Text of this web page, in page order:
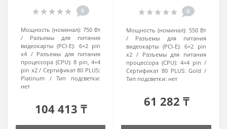
0
Мощность (номинал): 750 Вт
Разъемы для питания
видеокарты (PCI-E): 6+2 pin
x4
Разъемы для питания
процессора (CPU): 8 pin, 4+4
pin x2
Сертификат 80 PLUS:
Platinum
Тип подсветки:
нет
104 413 ₸
0
Мощность (номинал): 550 Вт
Разъемы для питания
видеокарты (PCI-E): 6+2 pin
x2
Разъемы для питания
процессора (CPU): 4+4 pin
Сертификат 80 PLUS: Gold
Тип подсветки: нет
61 282 ₸